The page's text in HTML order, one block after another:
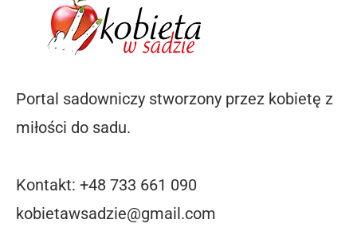
Portal sadowniczy stworzony przez kobietę z
miłości do sadu.
Kontakt: +48 733 661 090
kobietawsadzie@gmail.com